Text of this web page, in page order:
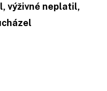
výživné neplatil,